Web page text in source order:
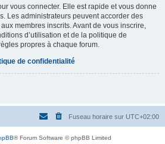
vous connecter. Elle est rapide et vous donne
Les administrateurs peuvent accorder des
membres inscrits. Avant de vous inscrire,
d’utilisation et de la politique de
propres à chaque forum.
de confidentialité
Fuseau horaire sur UTC+02:00
® Forum Software © phpBB Limited